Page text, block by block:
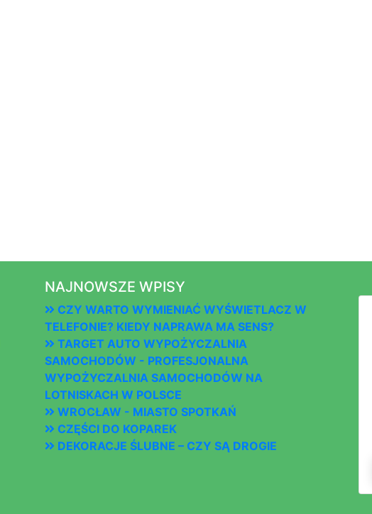
NAJNOWSZE WPISY
CZY WARTO WYMIENIAĆ WYŚWIETLACZ W
TELEFONIE? KIEDY NAPRAWA MA SENS?
TARGET AUTO WYPOŻYCZALNIA
SAMOCHODÓW - PROFESJONALNA
WYPOŻYCZALNIA SAMOCHODÓW NA
LOTNISKACH W POLSCE
WROCŁAW - MIASTO SPOTKAŃ
CZĘŚCI DO KOPAREK
DEKORACJE ŚLUBNE – CZY SĄ DROGIE